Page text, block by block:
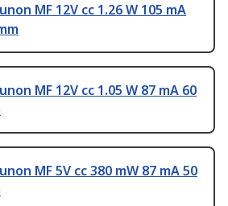
MF 12V cc 1.26 W 105 mA
MF 12V cc 1.05 W 87 mA 60
MF 5V cc 380 mW 87 mA 50